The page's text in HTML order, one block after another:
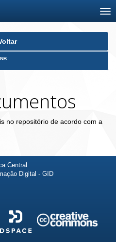
no repositório de acordo com a
Central
Digital - GID